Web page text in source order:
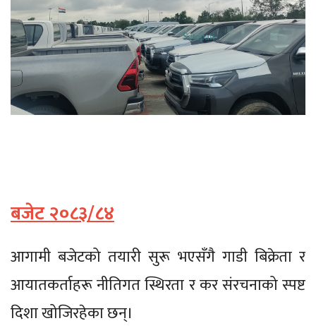
बजेट २०८३/८४
आगामी बजेटको तयारी सुरू भएसँगै गाडी बिक्रेता र
आयातकर्ताहरू नीतिगत स्थिरता र कर संरचनाको स्पष्ट
दिशा खोजिरहेका छन्।